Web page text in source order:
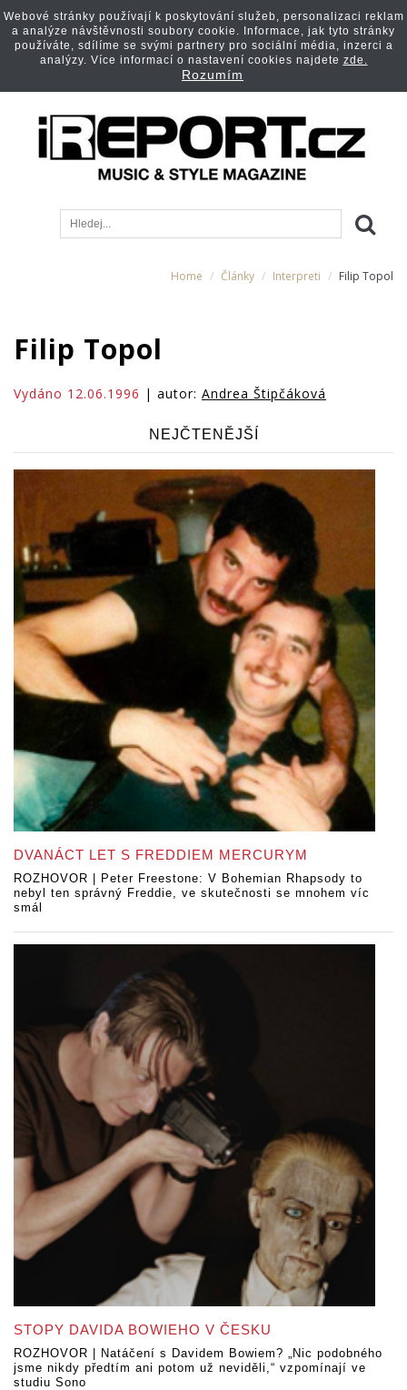
Home Články Interpreti Filip Topol
Filip Topol
Vydáno 12.06.1996 | autor: Andrea Štipčáková
NEJČTENĚJŠÍ
DVANÁCT LET S FREDDIEM MERCURYM
ROZHOVOR | Peter Freestone: V Bohemian Rhapsody to
nebyl ten správný Freddie, ve skutečnosti se mnohem víc
smál
STOPY DAVIDA BOWIEHO V ČESKU
ROZHOVOR | Natáčení s Davidem Bowiem? „Nic podobného
jsme nikdy předtím ani potom už neviděli,“ vzpomínají ve
studiu Sono
Webové stránky používají k poskytování služeb, personalizaci reklam
a analýze návštěvnosti soubory cookie. Informace, jak tyto stránky
používáte, sdílíme se svými partnery pro sociální média, inzerci a
analýzy. Více informací o nastavení cookies najdete zde.
Rozumím